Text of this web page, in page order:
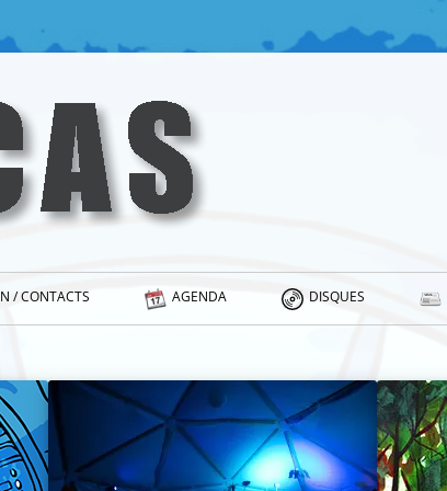
/ CONTACTS AGENDA DISQUES